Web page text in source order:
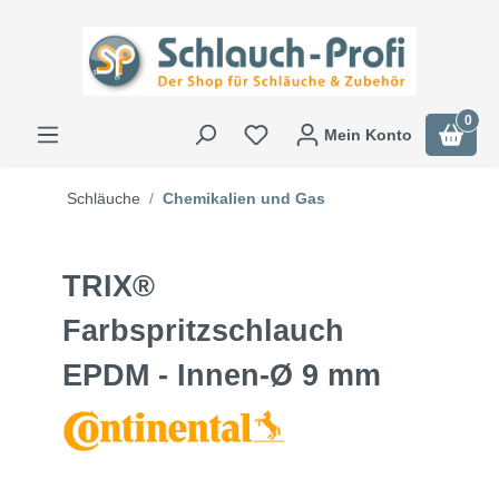
Mein Konto
0
Schläuche Chemikalien und Gas
TRIX®
Farbspritzschlauch
EPDM - Innen-Ø 9 mm